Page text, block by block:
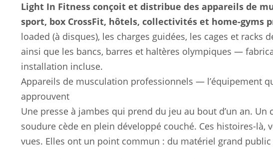
Light In Fitness conçoit et distribue des appareils de
sport, box CrossFit, hôtels, collectivités et home-gyms
loaded (à disques), les charges guidées, les cages et
ainsi que les bancs, barres et haltères olympiques —
installation incluse.
Appareils de musculation professionnels — l’équipement
approuvent
Une presse à jambes qui prend du jeu au bout d’un an.
soudure cède en plein développé couché. Ces histoires-
vues. Elles ont un point commun : du matériel grand